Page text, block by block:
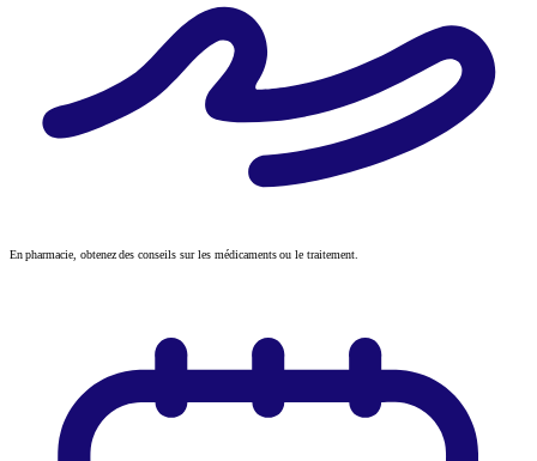
En pharmacie, obtenez des conseils sur les médicaments ou le traitement.